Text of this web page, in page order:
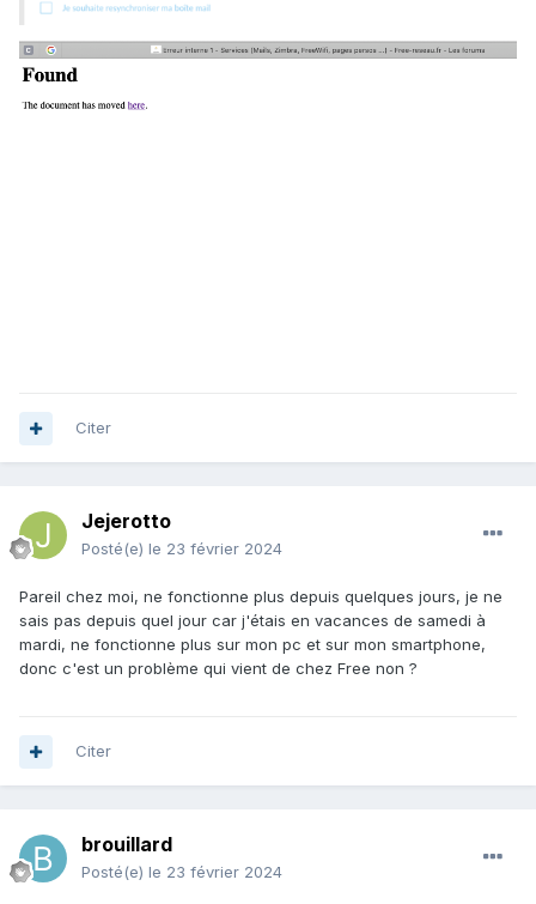
Citer
Jejerotto
Posté(e) le 23 février 2024
Pareil chez moi, ne fonctionne plus depuis quelques jours, je ne
sais pas depuis quel jour car j'étais en vacances de samedi à
mardi, ne fonctionne plus sur mon pc et sur mon smartphone,
donc c'est un problème qui vient de chez Free non ?
Citer
brouillard
Posté(e) le 23 février 2024